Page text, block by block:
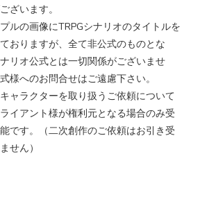
ざいます。
プルの画像にTRPGシナリオのタイトルを
おりますが、全て非公式のものとな
リオ公式とは一切関係がございませ
様へのお問合せはご遠慮下さい。
キャラクターを取り扱うご依頼について
イアント様が権利元となる場合のみ受
です。（二次創作のご依頼はお引き受
せん）